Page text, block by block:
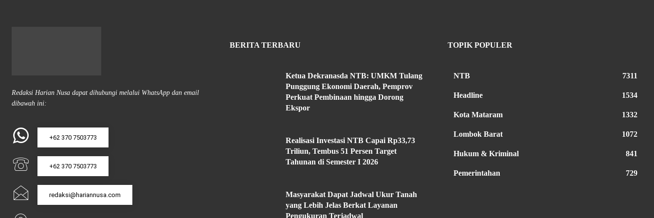
Redaksi Harian Nusa dapat dihubungi melalui WhatsApp dan email
dibawah ini:
+62 370 7503773
+62 370 7503773
redaksi@hariannusa.com
BERITA TERBARU
Ketua Dekranasda NTB: UMKM Tulang
Punggung Ekonomi Daerah, Pemprov
Perkuat Pembinaan hingga Dorong
Ekspor
Realisasi Investasi NTB Capai Rp33,73
Triliun, Tembus 51 Persen Target
Tahunan di Semester I 2026
Masyarakat Dapat Jadwal Ukur Tanah
yang Lebih Jelas Berkat Layanan
Pengukuran Terjadwal
TOPIK POPULER
NTB 7311
Headline 1534
Kota Mataram 1332
Lombok Barat 1072
Hukum & Kriminal 841
Pemerintahan 729